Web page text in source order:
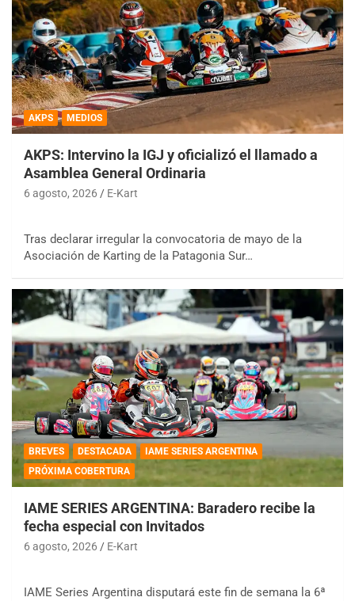
AKPS MEDIOS
AKPS: Intervino la IGJ y oficializó el llamado a
Asamblea General Ordinaria
6 agosto, 2026 E-Kart
Tras declarar irregular la convocatoria de mayo de la
Asociación de Karting de la Patagonia Sur…
BREVES DESTACADA
IAME SERIES ARGENTINA
PRÓXIMA COBERTURA
IAME SERIES ARGENTINA: Baradero recibe la
fecha especial con Invitados
6 agosto, 2026 E-Kart
IAME Series Argentina disputará este fin de semana la 6ª